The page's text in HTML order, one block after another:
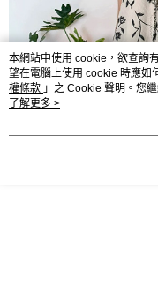
本網站中使用 cookie，欲查詢
望在電腦上使用 cookie 時應如
權條款 」之 Cookie 聲明。您
用條款之 Cookie 聲明使用
了解更多 >